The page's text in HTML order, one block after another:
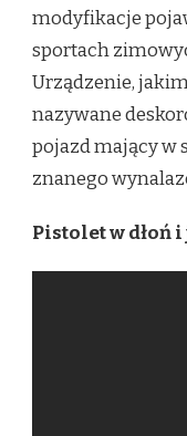
modyfikacje
sportach
Urządzenie,
nazywane
pojazd mający w
znanego
Pistolet w dłoń